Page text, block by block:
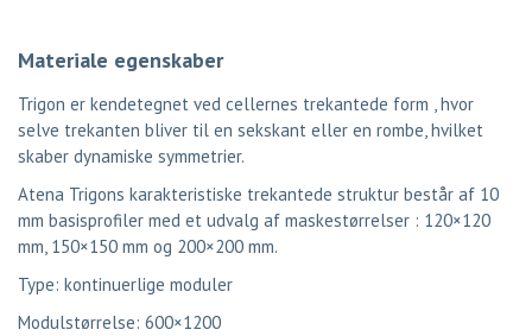
Materiale egenskaber
Trigon er kendetegnet ved cellernes trekantede form , hvor
selve trekanten bliver til en sekskant eller en rombe, hvilket
skaber dynamiske symmetrier.
Atena Trigons karakteristiske trekantede struktur består af 10
mm basisprofiler med et udvalg af maskestørrelser : 120×120
mm, 150×150 mm og 200×200 mm.
Type: kontinuerlige moduler
Modulstørrelse: 600×1200